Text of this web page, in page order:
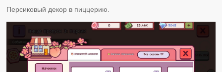
Персиковый декор в пиццерию.